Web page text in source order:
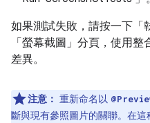
如果測試失敗，請按一下「
「螢幕截圖」 分頁，使用整
差異。
注意： 重新命名以
斷與現有參照圖片的關聯。在